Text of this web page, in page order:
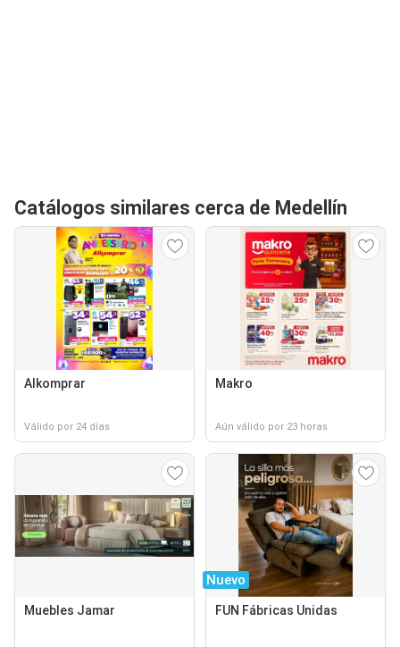
Catálogos similares cerca de Medellín
Alkomprar
Válido por 24 días
Makro
Aún válido por 23 horas
Muebles Jamar
Nuevo
FUN Fábricas Unidas